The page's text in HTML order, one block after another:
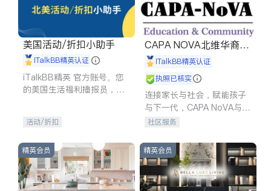
美国活动/折扣小助手
iTalkBB精英认证
iTalkBB精英 官方账号。您
的美国生活福利播报员，精
专属福利。
活动/折扣
CAPA NOVA北维华裔家
长会iTalkBB精英认证
执照已核实
连接家长与社会，赋能孩子
与下一代，CAPA NoVA与您
携手建设包容、公平、充满
社区服务
精英会员 精英会员